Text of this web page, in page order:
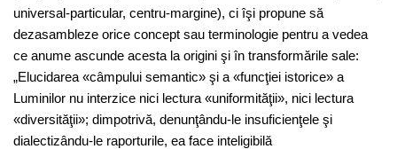
universal-particular, centru-margine), ci îşi propune să
dezasambleze orice concept sau terminologie pentru a vedea
ce anume ascunde acesta la origini şi în transformările sale:
„Elucidarea «câmpului semantic» şi a «funcţiei istorice» a
Luminilor nu interzice nici lectura «uniformităţii», nici lectura
«diversităţii»; dimpotrivă, denunţându-le insuficienţele şi
dialectizându-le raporturile, ea face inteligibilă